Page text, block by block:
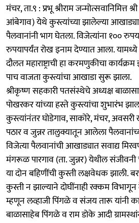
मंचर, ता.९ : प्रभू श्रीराम जन्मोत्सवानिमित्त
आंबेगाव) येथे कुस्त्यांच्या झालेल्या
पैलवानांनी भाग घेतला. विजेत्यांना १००
रुपयापर्यंत रोख इनाम देण्यात आला. यामध्ये
दौलत महाराष्ट्राची हा करमणुकीचा
पाच वाजता कुस्त्यांचा आखाडा सुरू झाला.
श्रीकृष्ण सहकारी पतसंस्थेचे अध्यक्ष
पोखरकर यांच्या हस्ते कुस्त्यांचा शुभारंभ
कुस्त्यांनंतर घोडेगाव, साकोरे, मंचर, अवसरी
पठार व जुन्नर तालुक्यातून आलेला
विजेत्या पैलवानांची आखाड्यात सवाद्य
मंगरूळ पारगाव (ता. जुन्नर) येथील संजीवनी
या दोन बहिणींची कुस्ती लक्षवेधक झाली.
कुस्ती न झाल्याने दोघींनाही रक्कम
म्हणून लव्हाजी पिंगळे व संजय तारू यांनी
बाळासाहेब पिंगळे व राम डोके आदी